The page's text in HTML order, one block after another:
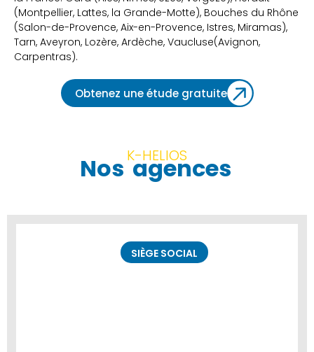
(Montpellier, Lattes, la Grande-Motte), Bouches du Rhône
(Salon-de-Provence, Aix-en-Provence, Istres, Miramas),
Tarn, Aveyron, Lozère, Ardèche, Vaucluse(Avignon,
Carpentras).
Obtenez une étude gratuite
K-HELIOS
Nosagences
SIÈGE SOCIAL